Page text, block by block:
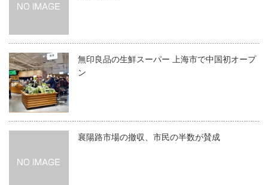
無印良品の生鮮スーパー 上海市で中国初オープ
ン
襄陽路市場の撤収、市民の半数が賛成